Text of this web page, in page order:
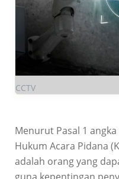
CCTV
Menurut Pasal 1
Hukum Acara Pidana
adalah orang yang